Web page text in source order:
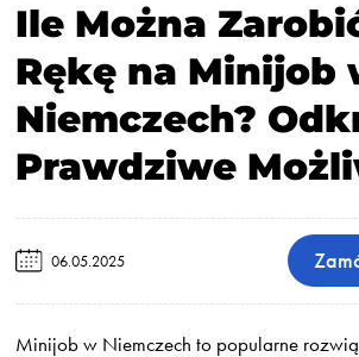
Ile Można
Rękę na Minijob
Niemczech?
Prawdziwe
06.05.2025
Minijob w Niemczech to popularne